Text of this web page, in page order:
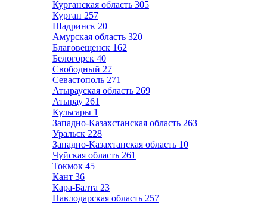
Курганская область 305
Курган 257
Шадринск 20
Амурская область 320
Благовещенск 162
Белогорск 40
Свободный 27
Севастополь 271
Атырауская область 269
Атырау 261
Кульсары 1
Западно-Казахстанская область 263
Уральск 228
Западно-Казахтанская область 10
Чуйская область 261
Токмок 45
Кант 36
Кара-Балта 23
Павлодарская область 257